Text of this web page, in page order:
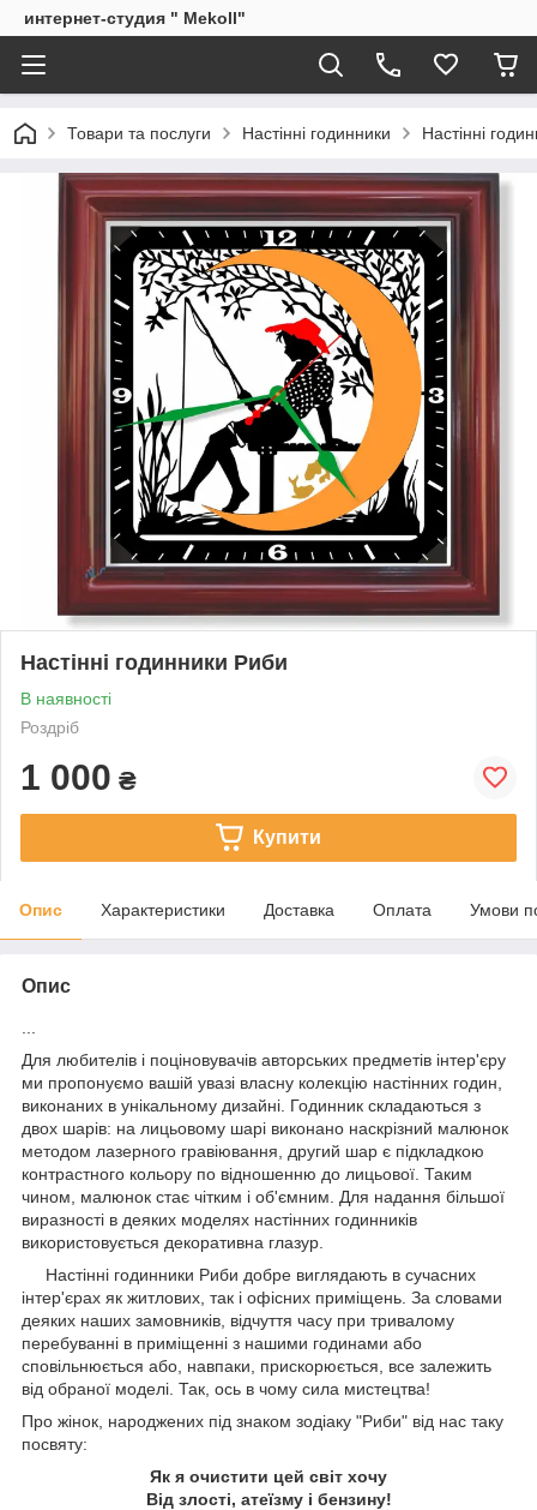
интернет-студия " Mekoll"
Товари та послуги Настінні годинники Настінні
Настінні годинники Риби
В наявності
Роздріб
1 000 ₴
Купити
Опис Характеристики Доставка Оплата Умови
Опис
Для любителів і поціновувачів авторських предметів інтер'єру
ми пропонуємо вашій увазі власну колекцію настінних годин,
виконаних в унікальному дизайні. Годинник складаються з
двох шарів: на лицьовому шарі виконано наскрізний малюнок
методом лазерного гравіювання, другий шар є підкладкою
контрастного кольору по відношенню до лицьової. Таким
чином, малюнок стає чітким і об'ємним. Для надання більшої
виразності в деяких моделях настінних годинників
використовується декоративна глазур.
Настінні годинники Риби добре виглядають в сучасних
інтер'єрах як житлових, так і офісних приміщень. За словами
деяких наших замовників, відчуття часу при тривалому
перебуванні в приміщенні з нашими годинами або
сповільнюється або, навпаки, прискорюється, все залежить
від обраної моделі. Так, ось в чому сила мистецтва!
Про жінок, народжених під знаком зодіаку "Риби" від нас таку
посвяту:
Як я очистити цей світ хочу
Від злості, атеїзму і бензину!